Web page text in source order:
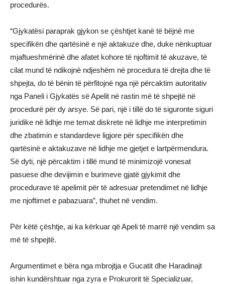
procedurës.
“Gjykatësi paraprak gjykon se çështjet kanë të bëjnë me
specifikën dhe qartësinë e një aktakuze dhe, duke nënkuptuar
mjaftueshmërinë dhe afatet kohore të njoftimit të akuzave, të
cilat mund të ndikojnë ndjeshëm në procedura të drejta dhe të
shpejta, do të bënin të përfitojnë nga një përcaktim autoritativ
nga Paneli i Gjykatës së Apelit në rastin më të shpejtë në
procedurë për dy arsye. Së pari, një i tillë do të siguronte siguri
juridike në lidhje me temat diskrete në lidhje me interpretimin
dhe zbatimin e standardeve ligjore për specifikën dhe
qartësinë e aktakuzave në lidhje me gjetjet e lartpërmendura.
Së dyti, një përcaktim i tillë mund të minimizojë vonesat
pasuese dhe devijimin e burimeve gjatë gjykimit dhe
procedurave të apelimit për të adresuar pretendimet në lidhje
me njoftimet e pabazuara”, thuhet në vendim.
Për këtë çështje, ai ka kërkuar që Apeli të marrë një vendim sa
më të shpejtë.
Argumentimet e bëra nga mbrojtja e Gucatit dhe Haradinajt
ishin kundërshtuar nga zyra e Prokurorit të Specializuar,